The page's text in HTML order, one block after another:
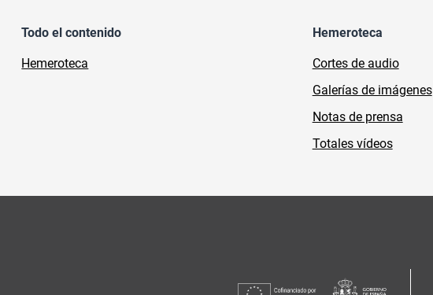
Todo el contenido
Hemeroteca
Hemeroteca
Cortes de audio
Galerías de imágenes
Notas de prensa
Totales vídeos